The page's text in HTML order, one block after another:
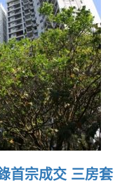
首宗成交 三房套